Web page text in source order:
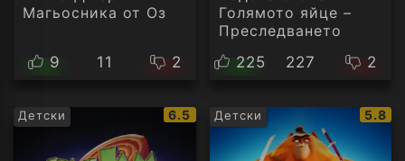
Магьосника от Оз
9 11 2
Голямото яйце –
Преследването
225
227 2
Детски
IMDb
рейтинг:
6.5 Детски
IMDb
5.8